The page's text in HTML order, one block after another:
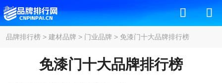
品牌排行榜> 建材品牌 > 门业品牌 > 免漆门十大品牌排行榜
免漆门十大品牌排行榜